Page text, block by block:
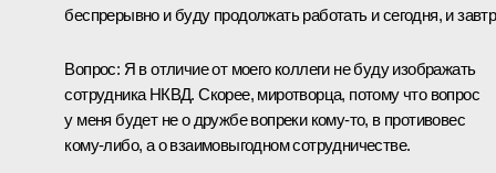
беспрерывно и буду продолжать работать и сегодня, и
Вопрос: Я в отличие от моего коллеги не буду изображать
сотрудника НКВД. Скорее, миротворца, потому что вопрос
у меня будет не о дружбе вопреки кому‑то, в противовес
кому‑либо, а о взаимовыгодном сотрудничестве.